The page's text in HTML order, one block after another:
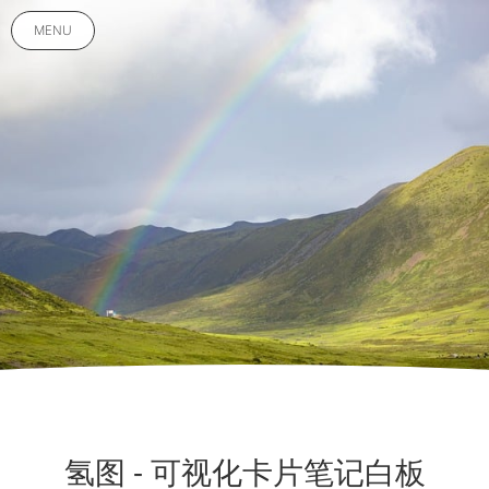
MENU
氢图 - 可视化卡片笔记白板